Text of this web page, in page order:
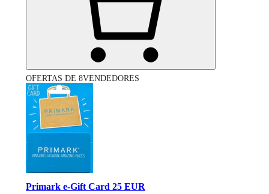
OFERTAS DE 8VENDEDORES
Primark e-Gift Card 25 EUR